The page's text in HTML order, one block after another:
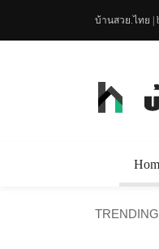
บ้านสวย.ไทย |